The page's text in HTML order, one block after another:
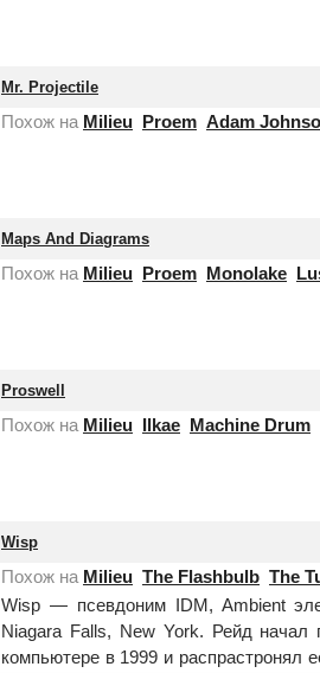
Mr. Projectile
Похож на Milieu Proem Adam
Maps And Diagrams
Похож на Milieu Proem Monolake
Proswell
Похож на Milieu Ilkae Machine Drum
Wisp
Похож на Milieu The Flashbulb The
Wisp — псевдоним IDM, Ambient
Niagara Falls, New York. Рейд начал
компьютере в 1999 и распрастронял